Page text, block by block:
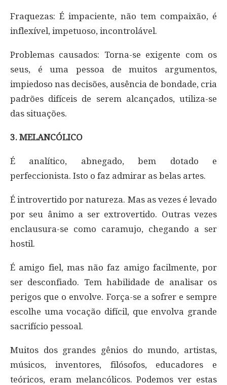
Fraquezas: É impaciente, não tem compaixão, é
inflexível, impetuoso, incontrolável.
Problemas causados: Torna-se exigente com os
seus, é uma pessoa de muitos argumentos,
impiedoso nas decisões, ausência de bondade, cria
padrões difíceis de serem alcançados, utiliza-se
das situações.
3. MELANCÓLICO
É analítico, abnegado, bem dotado e
perfeccionista. Isto o faz admirar as belas artes.
É introvertido por natureza. Mas as vezes é levado
por seu ânimo a ser extrovertido. Outras vezes
enclausura-se como caramujo, chegando a ser
hostil.
É amigo fiel, mas não faz amigo facilmente, por
ser desconfiado. Tem habilidade de analisar os
perigos que o envolve. Força-se a sofrer e sempre
escolhe uma vocação difícil, que envolva grande
sacrifício pessoal.
Muitos dos grandes gênios do mundo, artistas,
músicos, inventores, filósofos, educadores e
teóricos, eram melancólicos. Podemos ver estas